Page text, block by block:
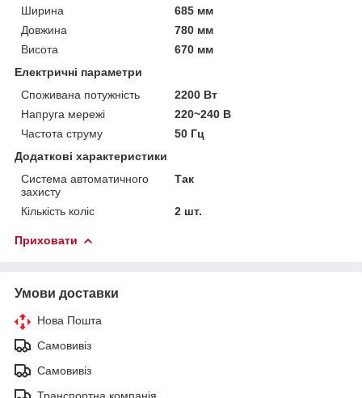
Ширина
685 мм
Довжина
780 мм
Висота
670 мм
Електричні параметри
Споживана потужність
2200 Вт
Напруга мережі
220~240 В
Частота струму
50 Гц
Додаткові характеристики
Система автоматичного
захисту
Так
Кількість коліс 2 шт.
Приховати
Умови доставки
Нова Пошта
Самовивіз
Самовивіз
Транспортна компанія